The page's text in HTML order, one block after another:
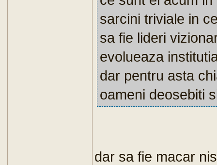
sarcini triviale in
sa fie lideri
evolueaza
dar pentru asta
oameni deosebiti
dar sa fie macar